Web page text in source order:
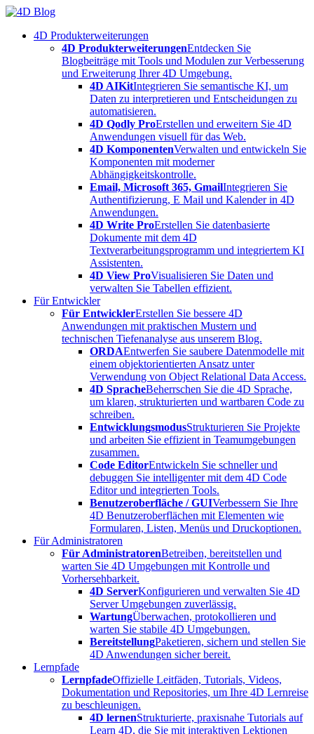
Skip
content4D Produkterweiterungen
4D ProdukterweiterungenEntdecken Sie
Blogbeiträge mit Tools und Modulen zur Verbesserung
und Erweiterung Ihrer 4D Umgebung.
4D AIKitIntegrieren Sie semantische KI, um
Daten zu interpretieren und Entscheidungen zu
automatisieren.
4D Qodly ProErstellen und erweitern Sie 4D
Anwendungen visuell für das Web.
4D KomponentenVerwalten und entwickeln Sie
Komponenten mit moderner
Abhängigkeitskontrolle.
Email, Microsoft 365, GmailIntegrieren Sie
Authentifizierung, E Mail und Kalender in 4D
Anwendungen.
4D Write ProErstellen Sie datenbasierte
Dokumente mit dem 4D
Textverarbeitungsprogramm und integriertem KI
Assistenten.
4D View ProVisualisieren Sie Daten und
verwalten Sie Tabellen effizient.
Für Entwickler
Für EntwicklerErstellen Sie bessere 4D
Anwendungen mit praktischen Mustern und
technischen Tiefenanalyse aus unserem Blog.
ORDAEntwerfen Sie saubere Datenmodelle mit
einem objektorientierten Ansatz unter
Verwendung von Object Relational Data Access.
4D SpracheBeherrschen Sie die 4D Sprache,
um klaren, strukturierten und wartbaren Code zu
schreiben.
EntwicklungsmodusStrukturieren Sie Projekte
und arbeiten Sie effizient in Teamumgebungen
zusammen.
Code EditorEntwickeln Sie schneller und
debuggen Sie intelligenter mit dem 4D Code
Editor und integrierten Tools.
Benutzeroberfläche / GUIVerbessern Sie Ihre
4D Benutzeroberflächen mit Elementen wie
Formularen, Listen, Menüs und Druckoptionen.
Für Administratoren
Für AdministratorenBetreiben, bereitstellen und
warten Sie 4D Umgebungen mit Kontrolle und
Vorhersehbarkeit.
4D ServerKonfigurieren und verwalten Sie 4D
Server Umgebungen zuverlässig.
WartungÜberwachen, protokollieren und
warten Sie stabile 4D Umgebungen.
BereitstellungPaketieren, sichern und stellen Sie
4D Anwendungen sicher bereit.
Lernpfade
LernpfadeOffizielle Leitfäden, Tutorials, Videos,
Dokumentation und Repositories, um Ihre 4D Lernreise
zu beschleunigen.
4D lernenStrukturierte, praxisnahe Tutorials auf
Learn 4D, die Sie mit interaktiven Lektionen